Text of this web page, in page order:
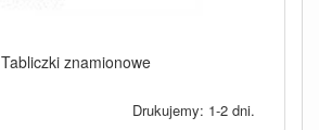
Tabliczki znamionowe
Drukujemy: 1-2 dni.